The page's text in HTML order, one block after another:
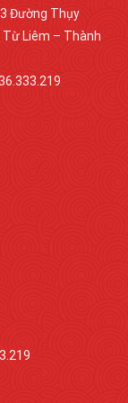
Đường Thụy
Từ Liêm – Thành